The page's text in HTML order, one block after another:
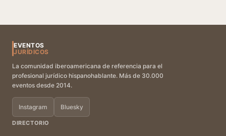
EVENTOS
JURÍDICOS
La comunidad iberoamericana de referencia para el
profesional jurídico hispanohablante. Más de 30.000
eventos desde 2014.
Instagram Bluesky
DIRECTORIO